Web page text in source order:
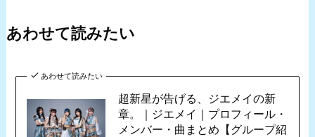
あわせて読みたい
あわせて読みたい
超新星が告げる、ジエメイの新
章。｜ジエメイ｜プロフィール・
メンバー・曲まとめ【グループ紹